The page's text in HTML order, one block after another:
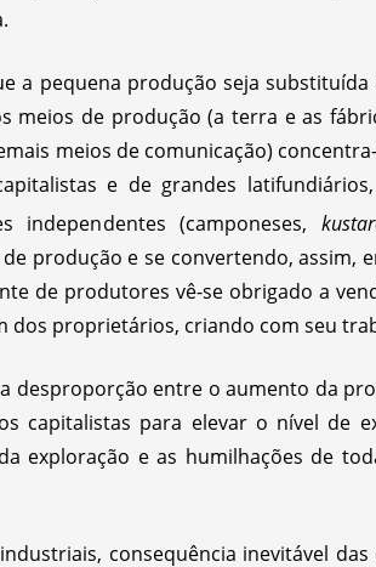
a pequena produção seja substituída
meios de produção (a terra e as
meios de comunicação)
e de grandes
independentes (camponeses,
produção e se convertendo, assim,
de produtores vê-se obrigado a
proprietários, criando com seu
desproporção entre o aumento da
capitalistas para elevar o nível de
exploração e as humilhações de
consequência inevitável